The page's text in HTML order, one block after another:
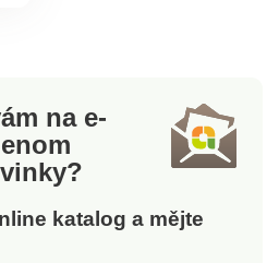
na e-
katalog a mějte